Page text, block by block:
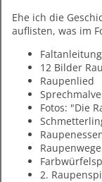
Ehe ich die
auflisten, was im
Faltanleitung
12 Bilder
Raupenlied
Fotos: "Die
2.